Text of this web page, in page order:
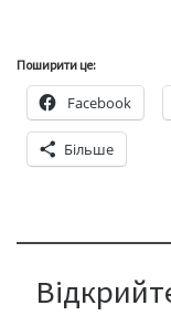
Поширити це:
Facebook
Більше